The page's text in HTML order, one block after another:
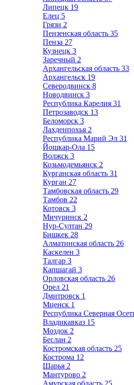
Липецк 19
Елец 5
Грязи 2
Пензенская область 35
Пенза 27
Кузнецк 3
Заречный 2
Архангельская область 33
Архангельск 19
Северодвинск 8
Новодвинск 3
Республика Карелия 31
Петрозаводск 13
Беломорск 3
Лахденпохья 2
Республика Марий Эл 31
Йошкар-Ола 15
Волжск 3
Козьмодемьянск 2
Курганская область 31
Курган 27
Тамбовская область 29
Тамбов 22
Котовск 3
Мичуринск 2
Нур-Султан 29
Бишкек 28
Алматинская область 26
Каскелен 3
Талгар 3
Капшагай 3
Орловская область 26
Орел 21
Дмитровск 1
Мценск 1
Республика Северная
Владикавказ 15
Моздок 2
Беслан 2
Костромская область 25
Кострома 12
Шарья 2
Мантурово 2
Амурская область 25